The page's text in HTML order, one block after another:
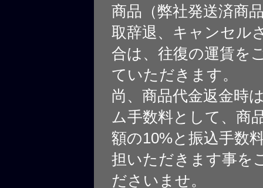
商品（弊社発送済商
取辞退、キャンセル
合は、往復の運賃を
ていただきます。
尚、商品代金返金時
ム手数料として、商
額の10%と振込手数
担いただきます事を
ださいませ。